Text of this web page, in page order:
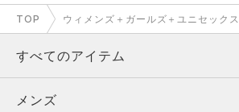
TOP ウィメンズ＋ガールズ＋ユニセックス
すべてのアイテム
メンズ
メンズ